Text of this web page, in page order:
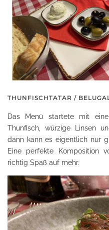
THUNFISCHTATAR /
Das Menü startete mit
Thunfisch, würzige Linsen
dann kann es eigentlich nur
Eine perfekte Komposition
richtig Spaß auf mehr.